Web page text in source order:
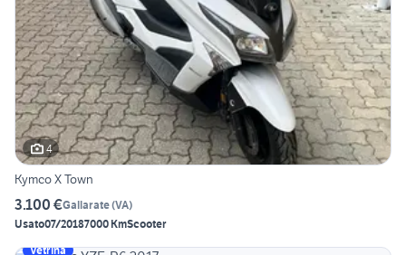
4
Kymco X Town
3.100 €Gallarate(VA)
Usato07/20187000 KmScooter
Vetrina